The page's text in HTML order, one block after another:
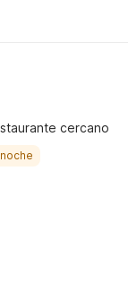
cercano